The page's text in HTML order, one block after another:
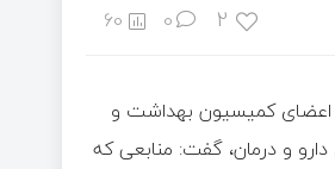
2
0
60
اعضای کمیسیون بهداشت و
و درمان، گفت: منابعی که